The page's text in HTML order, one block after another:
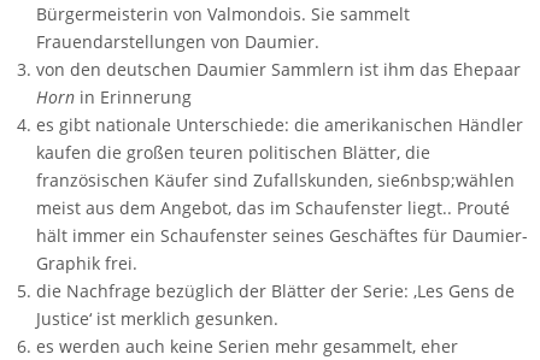
Bürgermeisterin von Valmondois. Sie sammelt
Frauendarstellungen von Daumier.
von den deutschen Daumier Sammlern ist ihm das Ehepaar
Horn in Erinnerung
es gibt nationale Unterschiede: die amerikanischen Händler
kaufen die großen teuren politischen Blätter, die
französischen Käufer sind Zufallskunden, sie6nbsp;wählen
meist aus dem Angebot, das im Schaufenster liegt.. Prouté
hält immer ein Schaufenster seines Geschäftes für Daumier-
Graphik frei.
die Nachfrage bezüglich der Blätter der Serie: ‚Les Gens de
Justice‘ ist merklich gesunken.
es werden auch keine Serien mehr gesammelt, eher